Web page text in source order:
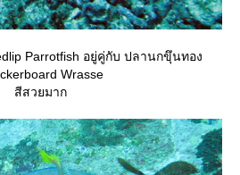
Parrotfish อยู่คู่กับ ปลานกขุึนทอง
Wrasse
สีสวยมาก